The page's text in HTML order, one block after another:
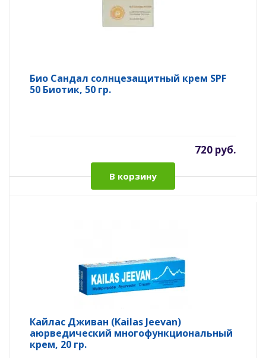
Био Сандал солнцезащитный крем SPF
50 Биотик, 50 гр.
720 руб.
В корзину
Кайлас Дживан (Kailas Jeevan)
аюрведический многофункциональный
крем, 20 гр.